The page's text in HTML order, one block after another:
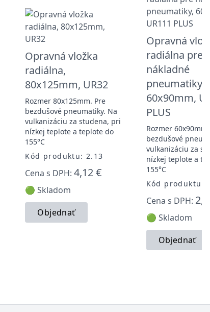
Opravná vložka
radiálna,
80x125mm, UR32
Rozmer 80x125mm. Pre
bezdušové pneumatiky. Na
vulkanizáciu za studena, pri
nízkej teplote a teplote do
155°C
Kód produktu: 2.13
Cena s DPH:4,12 €
🟢 Skladom
Objednať
Opravná
radiálna pre
nákladné
pneumatiky,
60x90mm,
PLUS
Rozmer
bezdušové
vulkanizáciu za
nízkej teplote a
155°C
Kód produktu:
Cena s DPH:
🟢 Skladom
Objednať